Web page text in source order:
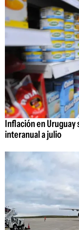
Inflación en Uruguay
interanual a julio